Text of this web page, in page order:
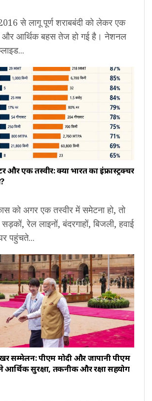
से लागू पूर्ण शराबबंदी को लेकर एक
और आर्थिक बहस तेज हो गई है। नेशनल
और एक तस्वीर: क्या भारत का इंफ्रास्ट्रक्चर
को अगर एक तस्वीर में समेटना हो, तो
रेल लाइनों, बंदरगाहों, बिजली, हवाई
पहुंचते...
सम्मेलन: पीएम मोदी और जापानी पीएम
आर्थिक सुरक्षा, तकनीक और रक्षा सहयोग